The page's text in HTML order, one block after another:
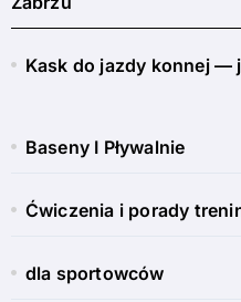
Kask do jazdy konnej —
Baseny I Pływalnie
Ćwiczenia i porady
dla sportowców